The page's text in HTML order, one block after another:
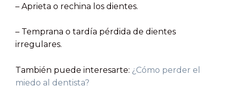
– Aprieta o rechina los dientes.
– Temprana o tardía pérdida de dientes
irregulares.
También puede interesarte: ¿Cómo perder el
miedo al dentista?